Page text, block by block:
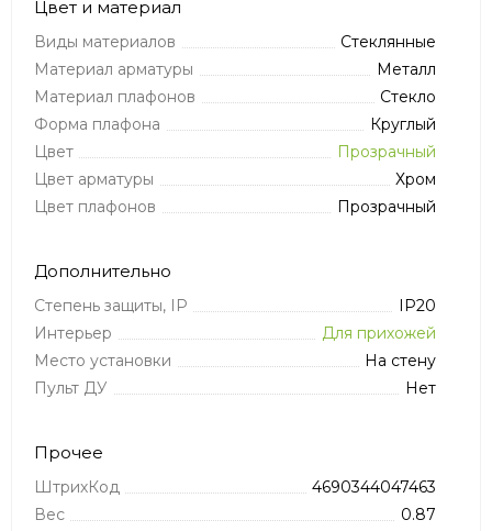
Цвет и материал
Виды материалов
Стеклянные
Материал арматуры
Металл
Материал плафонов
Стекло
Форма плафона
Круглый
Цвет
Прозрачный
Цвет арматуры
Хром
Цвет плафонов
Прозрачный
Дополнительно
Степень защиты, IP
IP20
Интерьер
Для прихожей
Место установки
На стену
Пульт ДУ
Нет
Прочее
ШтрихКод
4690344047463
Вес
0.87